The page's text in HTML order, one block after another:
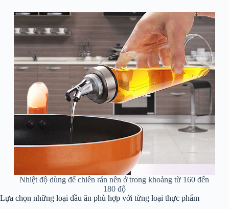
Nhiệt độ dùng để chiên rán nên ở trong khoảng từ 160 đến
180 độ
Lựa chọn những loại dầu ăn phù hợp với từng loại thực phẩm